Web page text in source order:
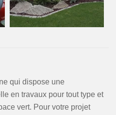
qui dispose une
en travaux pour tout type et
vert. Pour votre projet